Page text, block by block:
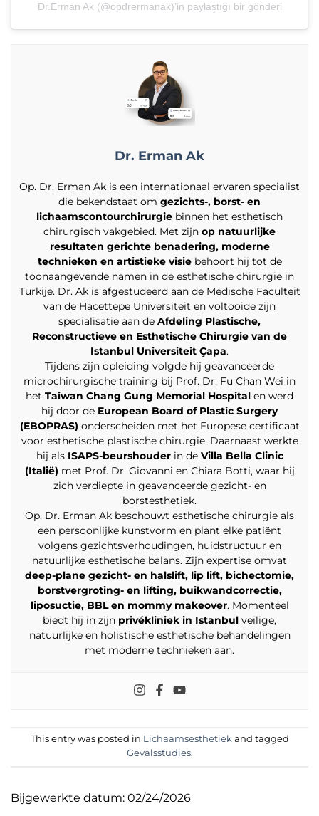
Dr.Erman Ak (@opdrermanak)’in paylaştığı bir gönderi
Dr. Erman Ak
Op. Dr. Erman Ak is een internationaal ervaren specialist
die bekendstaat om gezichts-, borst- en
lichaamscontourchirurgie binnen het esthetisch
chirurgisch vakgebied. Met zijn op natuurlijke
resultaten gerichte benadering, moderne
technieken en artistieke visiebehoort hij tot de
toonaangevende namen in de esthetische chirurgie in
Turkije. Dr. Ak is afgestudeerd aan de Medische Faculteit
van de Hacettepe Universiteit en voltooide zijn
specialisatie aan de Afdeling Plastische,
Reconstructieve en Esthetische Chirurgie van de
Istanbul Universiteit Çapa.
Tijdens zijn opleiding volgde hij geavanceerde
microchirurgische training bij Prof. Dr. Fu Chan Wei in
het Taiwan Chang Gung Memorial Hospital en werd
hij door de European Board of Plastic Surgery
(EBOPRAS) onderscheiden met het Europese certificaat
voor esthetische plastische chirurgie. Daarnaast werkte
hij als ISAPS-beurshouderin de Villa Bella Clinic
(Italië) met Prof. Dr. Giovanni en Chiara Botti, waar hij
zich verdiepte in geavanceerde gezicht- en
borstesthetiek.
Op. Dr. Erman Ak beschouwt esthetische chirurgie als
een persoonlijke kunstvorm en plant elke patiënt
volgens gezichtsverhoudingen, huidstructuur en
natuurlijke esthetische balans. Zijn expertise omvat
deep-plane gezicht- en halslift, lip lift, bichectomie,
borstvergroting- en lifting, buikwandcorrectie,
liposuctie, BBL en mommy makeover. Momenteel
biedt hij in zijn privékliniek in Istanbul veilige,
natuurlijke en holistische esthetische behandelingen
met moderne technieken aan.
This entry was posted in Lichaamsesthetiekand tagged
Gevalsstudies.
Bijgewerkte datum: 02/24/2026